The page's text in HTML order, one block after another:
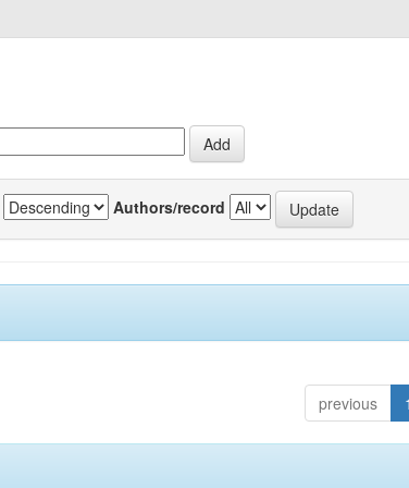
Authors/record
previous 1